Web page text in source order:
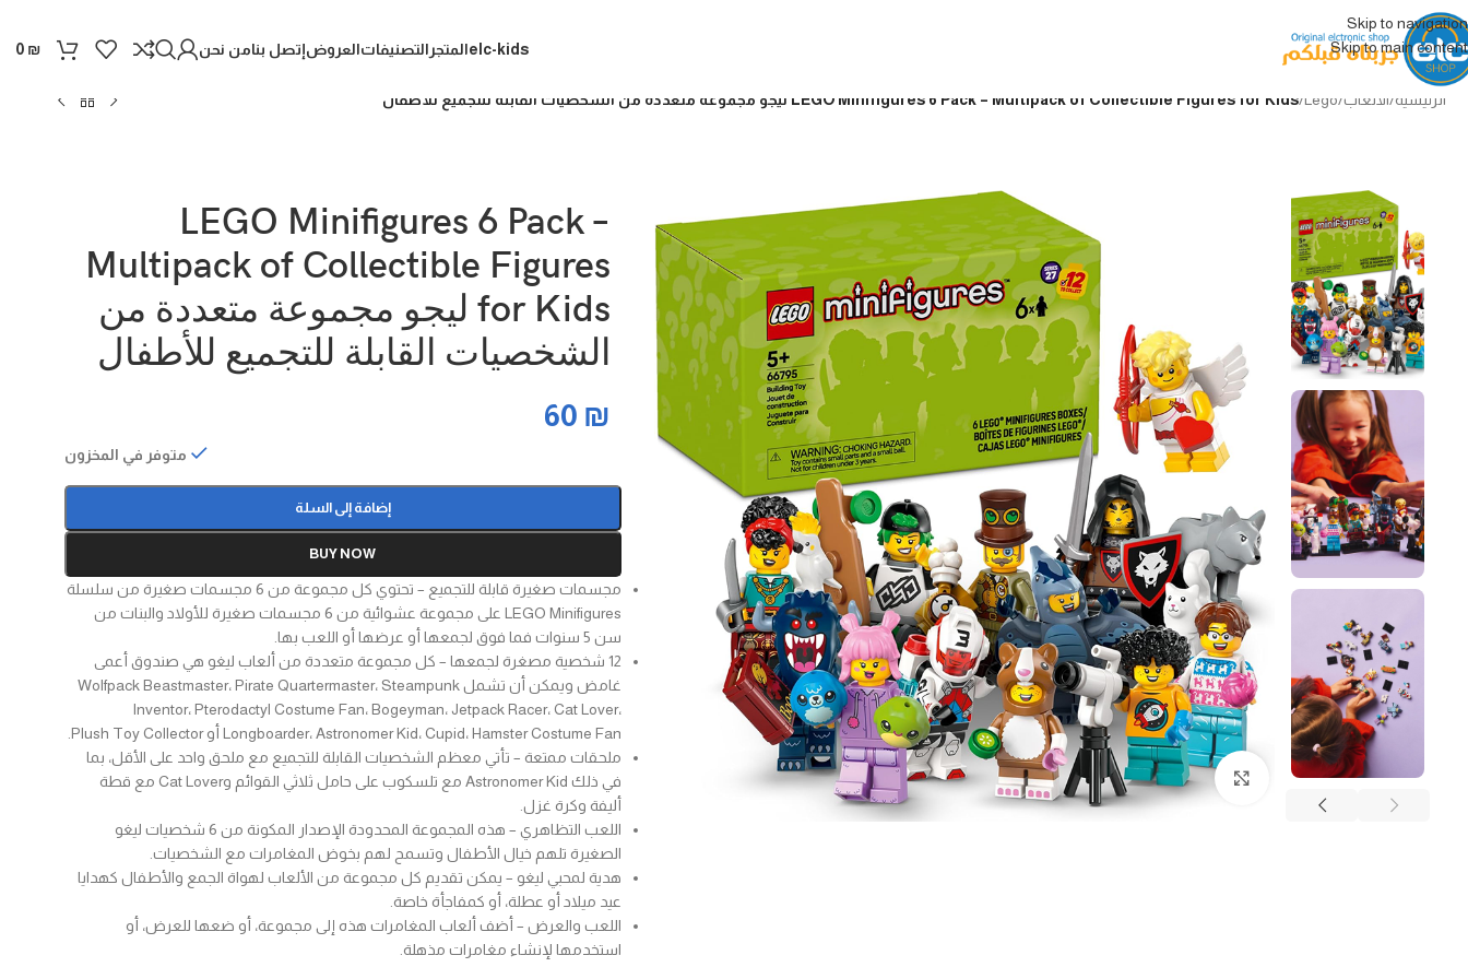
Skip to navigation
Skip to main content
elc-kidsالمتجر التصنيفاتالعروضإتصل بنامن نحن 0 ₪
الرئيسية/الألعاب/
Lego
/LEGO Minifigures 6 Pack – Multipack of Collectible Figures for Kids ليجو مجموعة متعددة من الشخصيات القابلة للتجميع للأطفال
Click to enlarge
LEGO Minifigures 6 Pack –
Multipack of Collectible Figures
for Kids ليجو مجموعة متعددة من
الشخصيات القابلة للتجميع للأطفال
60 ₪
متوفر في المخزون
إضافة إلى السلة
BUY NOW
مجسمات صغيرة قابلة للتجميع – تحتوي كل مجموعة من 6 مجسمات صغيرة من سلسلة
LEGO Minifigures على مجموعة عشوائية من 6 مجسمات صغيرة للأولاد والبنات من
سن 5 سنوات فما فوق لجمعها أو عرضها أو اللعب بها.
12 شخصية مصغرة لجمعها – كل مجموعة متعددة من ألعاب ليغو هي صندوق أعمى
غامض ويمكن أن تشمل Wolfpack Beastmaster، Pirate Quartermaster، Steampunk
Inventor، Pterodactyl Costume Fan، Bogeyman، Jetpack Racer، Cat Lover،
Longboarder، Astronomer Kid، Cupid، Hamster Costume Fan أو Plush Toy Collector.
ملحقات ممتعة – تأتي معظم الشخصيات القابلة للتجميع مع ملحق واحد على الأقل، بما
في ذلك Astronomer Kid مع تلسكوب على حامل ثلاثي القوائم وCat Lover مع قطة
أليفة وكرة غزل.
اللعب التظاهري – هذه المجموعة المحدودة الإصدار المكونة من 6 شخصيات ليغو
الصغيرة تلهم خيال الأطفال وتسمح لهم بخوض المغامرات مع الشخصيات.
هدية لمحبي ليغو – يمكن تقديم كل مجموعة من الألعاب لهواة الجمع والأطفال كهدايا
عيد ميلاد أو عطلة، أو كمفاجأة خاصة.
اللعب والعرض – أضف ألعاب المغامرات هذه إلى مجموعة، أو ضعها للعرض، أو
استخدمها لإنشاء مغامرات مذهلة.